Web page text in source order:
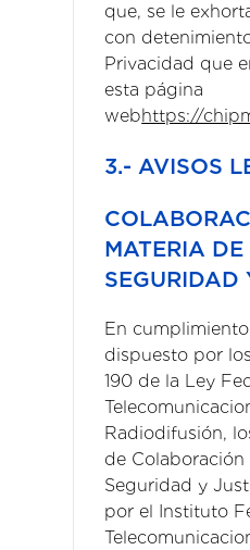
que, se le
con
Privacidad que
esta página
webhttps://
3.- AVISOS
MATERIA DE
SEGURIDAD
En
dispuesto por
190 de la Ley
Radiodifusión,
de Colaboración
Seguridad y
por el Instituto